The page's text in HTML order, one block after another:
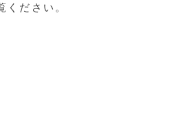
ください。